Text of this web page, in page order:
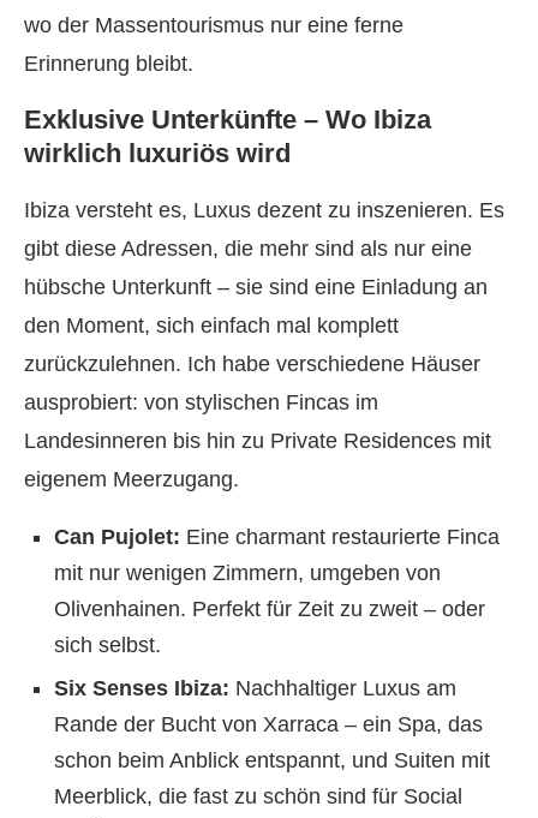
wo der Massentourismus nur eine ferne
Erinnerung bleibt.
Exklusive Unterkünfte – Wo Ibiza
wirklich luxuriös wird
Ibiza versteht es, Luxus dezent zu inszenieren. Es
gibt diese Adressen, die mehr sind als nur eine
hübsche Unterkunft – sie sind eine Einladung an
den Moment, sich einfach mal komplett
zurückzulehnen. Ich habe verschiedene Häuser
ausprobiert: von stylischen Fincas im
Landesinneren bis hin zu Private Residences mit
eigenem Meerzugang.
Can Pujolet: Eine charmant restaurierte Finca
mit nur wenigen Zimmern, umgeben von
Olivenhainen. Perfekt für Zeit zu zweit – oder
sich selbst.
Six Senses Ibiza: Nachhaltiger Luxus am
Rande der Bucht von Xarraca – ein Spa, das
schon beim Anblick entspannt, und Suiten mit
Meerblick, die fast zu schön sind für Social